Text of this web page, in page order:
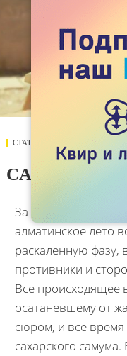
СТАТЬИ
CALL ME BY
За окном все никак
алматинское лето
раскаленную фазу,
противники и
Все происходящее
осатаневшему от
сюром, и все время
сахарского